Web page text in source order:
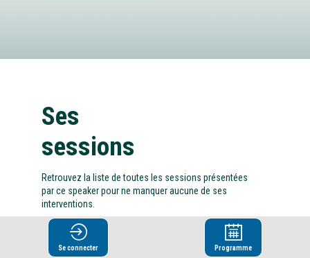
Ses
sessions
Retrouvez la liste de toutes les sessions présentées
par ce speaker pour ne manquer aucune de ses
interventions.
Toutes les sessions
Se connecter Programme